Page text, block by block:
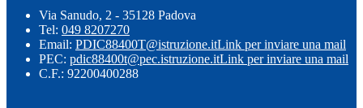
Via Sanudo, 2 - 35128 Padova
Tel: 049 8207270
Email: PDIC88400T@istruzione.itLink per inviare una mail
PEC: pdic88400t@pec.istruzione.itLink per inviare una mail
C.F.: 92200400288